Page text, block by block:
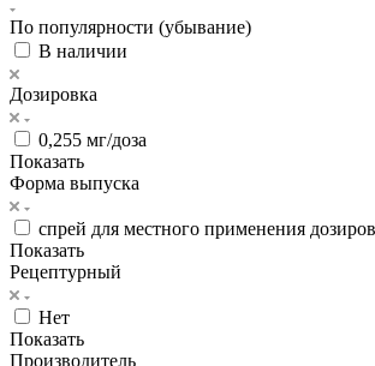
По популярности (убывание)
В наличии
Дозировка
0,255 мг/доза
Показать
Форма выпуска
спрей для местного применения
Показать
Рецептурный
Нет
Показать
Производитель